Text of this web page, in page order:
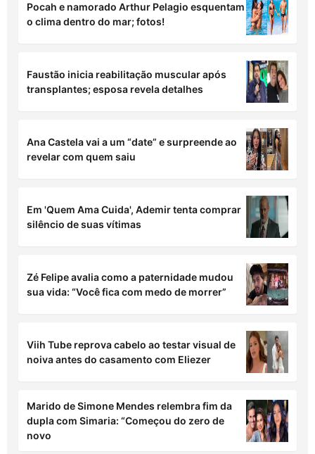
Pocah e namorado Arthur Pelagio esquentam
o clima dentro do mar; fotos!
Faustão inicia reabilitação muscular após
transplantes; esposa revela detalhes
Ana Castela vai a um “date” e surpreende ao
revelar com quem saiu
Em 'Quem Ama Cuida', Ademir tenta comprar
silêncio de suas vítimas
Zé Felipe avalia como a paternidade mudou
sua vida: “Você fica com medo de morrer”
Viih Tube reprova cabelo ao testar visual de
noiva antes do casamento com Eliezer
Marido de Simone Mendes relembra fim da
dupla com Simaria: “Começou do zero de
novo